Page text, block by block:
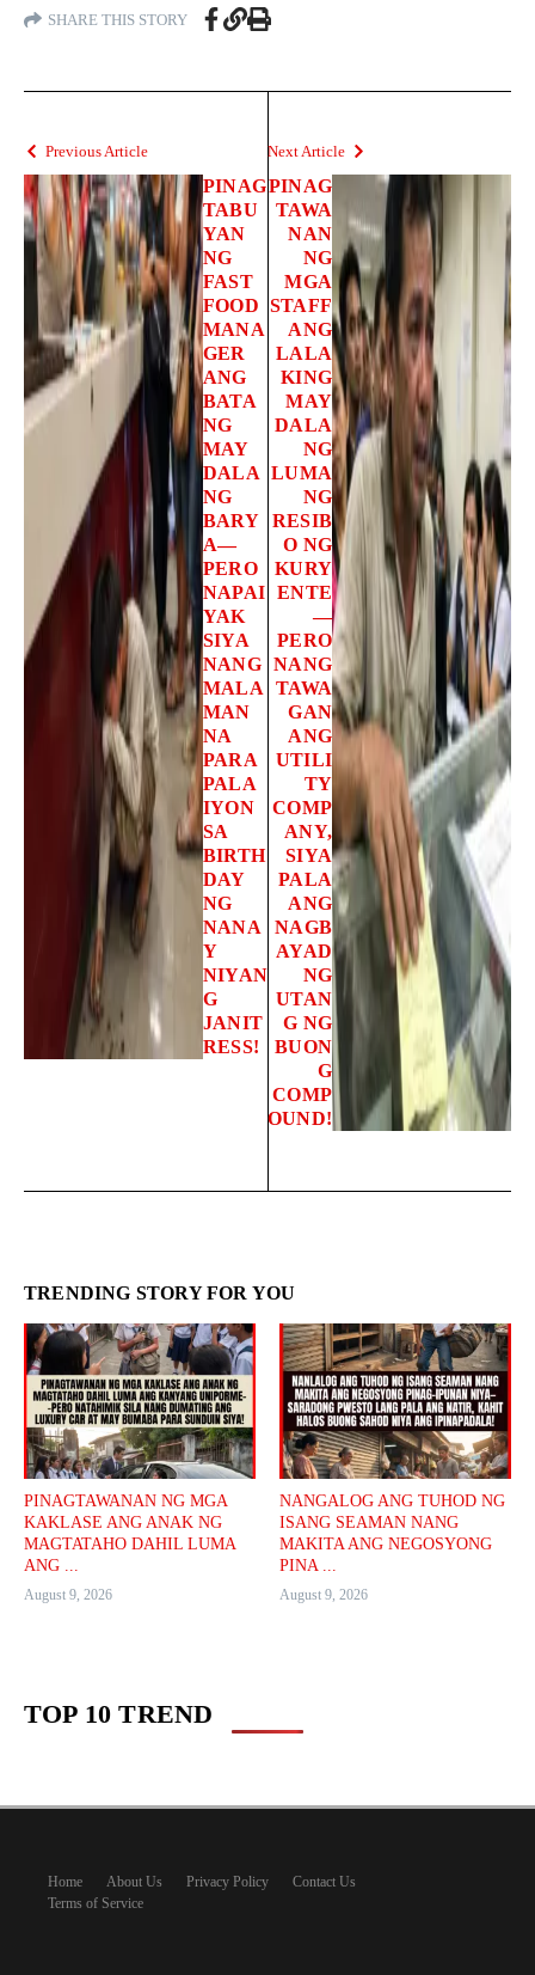
SHARE THIS STORY
Previous Article
PINAG
TABU
YAN
NG
FAST
FOOD
MANA
GER
ANG
BATA
NG
MAY
DALA
NG
BARY
A—
PERO
NAPAI
YAK
SIYA
NANG
MALA
MAN
NA
PARA
PALA
IYON
SA
BIRTH
DAY
NG
NANA
Y
NIYAN
G
JANIT
RESS!
Next Article
PINAG
TAWA
NAN
NG
MGA
STAFF
ANG
LALA
KING
MAY
DALA
NG
LUMA
NG
RESIB
O NG
KURY
ENTE
—
PERO
NANG
TAWA
GAN
ANG
UTILI
TY
COMP
ANY,
SIYA
PALA
ANG
NAGB
AYAD
NG
UTAN
G NG
BUON
G
COMP
OUND!
TRENDING STORY FOR YOU
PINAGTAWANAN NG MGA
KAKLASE ANG ANAK NG
MAGTATAHO DAHIL LUMA
ANG ...
August 9, 2026
NANGALOG ANG TUHOD NG
ISANG SEAMAN NANG
MAKITA ANG NEGOSYONG
PINA ...
August 9, 2026
TOP 10 TREND
Home About Us Privacy Policy
Contact Us
Terms of Service